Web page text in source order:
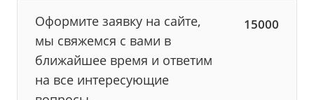
Оформите заявку на сайте,
мы свяжемся с вами в
ближайшее время и ответим
на все интересующие
15000